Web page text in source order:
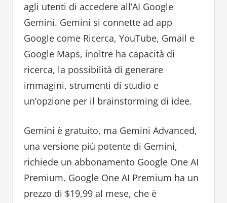
agli utenti di accedere all’AI Google
Gemini. Gemini si connette ad app
Google come Ricerca, YouTube, Gmail e
Google Maps, inoltre ha capacità di
ricerca, la possibilità di generare
immagini, strumenti di studio e
un’opzione per il brainstorming di idee.
Gemini è gratuito, ma Gemini Advanced,
una versione più potente di Gemini,
richiede un abbonamento Google One AI
Premium. Google One AI Premium ha un
prezzo di $19,99 al mese, che è